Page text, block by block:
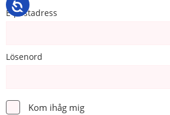
E-postadress
Lösenord
Kom ihåg mig